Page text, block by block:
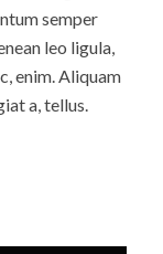
semper
leo ligula,
enim. Aliquam
a, tellus.